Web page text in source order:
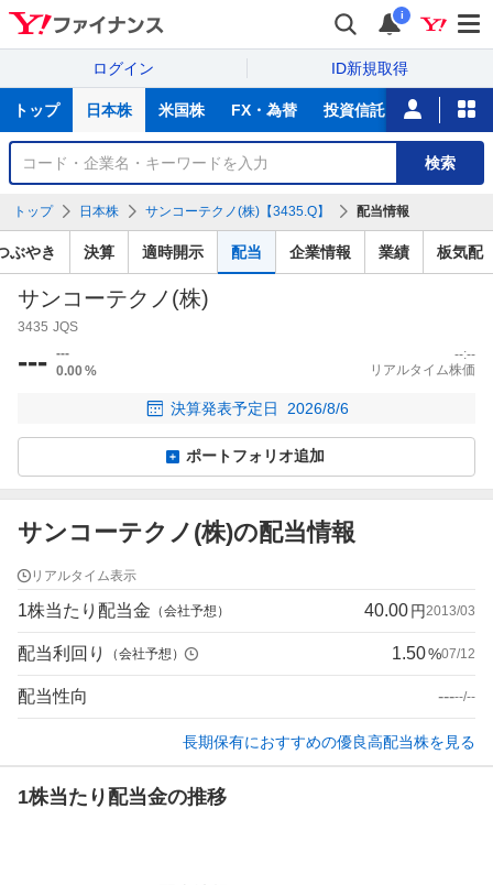
i
ログイン ID新規取得
サ
トップ 日本株 米国株 FX・為替 投資信託 ニュース
銘
検
索
検索
トップ 日本株 サンコーテクノ(株)【3435.Q】 配当情報
ぶやき 決算 適時開示 配当 企業情報 業績 板気配
サンコーテクノ(株)
3435 JQS
--- ---
0.00%
--:--
リアルタイム株価
決算発表予定日 2026/8/6
ポートフォリオ追加
サンコーテクノ(株)の配当情報
リアルタイム表示
1株当たり配当金 （会社予想） 40.00円 2013/03
配当利回り （会社予想） 1.50%07/12
配当性向 -----/--
長期保有におすすめの優良高配当株を見る
1株当たり配当金の推移